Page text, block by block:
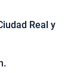
Real y